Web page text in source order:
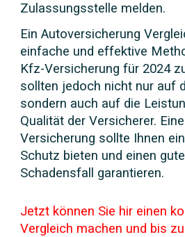
Zulassungsstelle melden.
Ein Autoversicherung
einfache und effektive
Kfz-Versicherung für 2024
sollten jedoch nicht nur auf
sondern auch auf die
Qualität der Versicherer.
Versicherung sollte Ihnen
Schutz bieten und einen
Schadensfall garantieren.
Jetzt können Sie hir einen
Vergleich machen und bis